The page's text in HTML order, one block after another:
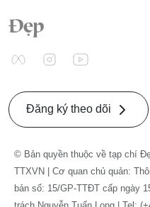
Đăng ký theo dõi
© Bản quyền thuộc về tạp chí
TTXVN | Cơ quan chủ quản:
bản số: 15/GP-TTĐT cấp ngày